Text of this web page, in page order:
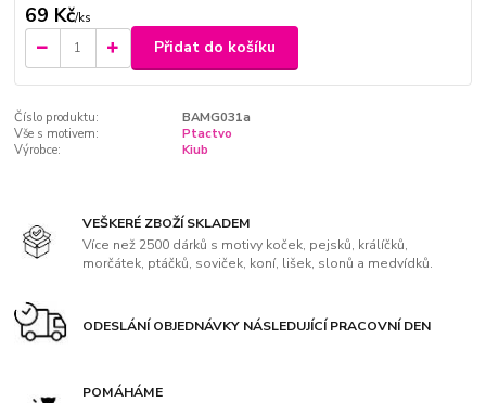
69 Kč/ks
Přidat do košíku
Číslo produktu:
BAMG031a
Vše s motivem:
Ptactvo
Výrobce:
Kiub
VEŠKERÉ ZBOŽÍ SKLADEM
Více než 2500 dárků s motivy koček, pejsků, králíčků,
morčátek, ptáčků, soviček, koní, lišek, slonů a medvídků.
ODESLÁNÍ OBJEDNÁVKY NÁSLEDUJÍCÍ PRACOVNÍ DEN
POMÁHÁME